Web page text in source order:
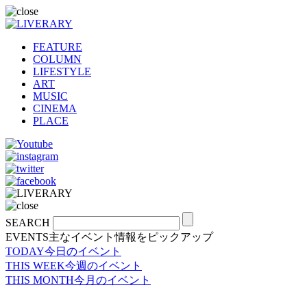
FEATURE
COLUMN
LIFESTYLE
ART
MUSIC
CINEMA
PLACE
SEARCH
EVENTS主なイベント情報をピックアップ
TODAY今日のイベント
THIS WEEK今週のイベント
THIS MONTH今月のイベント